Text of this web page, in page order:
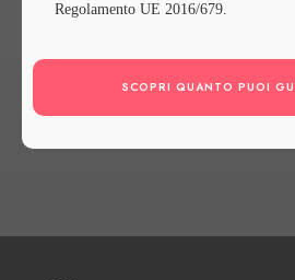
Regolamento UE 2016/679.